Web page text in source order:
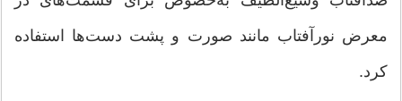
معرض نورآفتاب مانند صورت و پشت دست‌ها استفاده
كرد.